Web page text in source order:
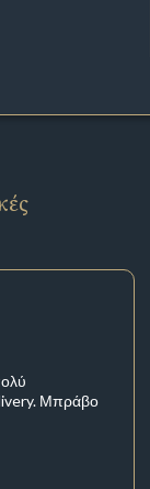
Μπράβο